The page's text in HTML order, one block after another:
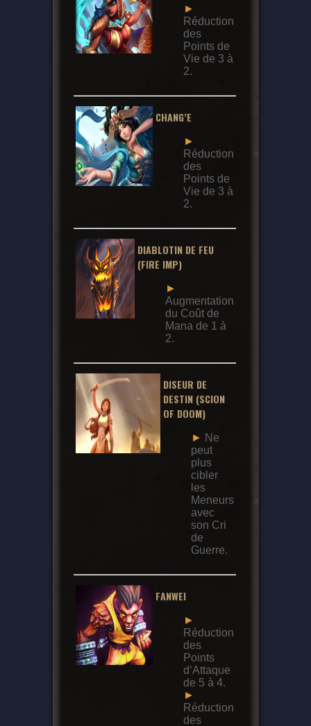
►
Réduction
des
Points de
Vie de 3 à
2.
CHANG’E
►
Réduction
des
Points de
Vie de 3 à
2.
DIABLOTIN DE FEU
(FIRE IMP)
►
Augmentation
du Coût de
Mana de 1 à
2.
DISEUR DE
DESTIN (SCION
OF DOOM)
► Ne
peut
plus
cibler
les
Meneurs
avec
son Cri
de
Guerre.
FANWEI
►
Réduction
des
Points
d’Attaque
de 5 à 4.
►
Réduction
des